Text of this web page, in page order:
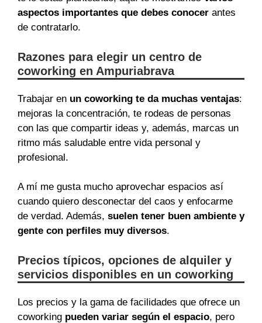
aspectos importantes que debes conocer antes
de contratarlo.
Razones para elegir un centro de
coworking en Ampuriabrava
Trabajar en un coworking te da muchas ventajas:
mejoras la concentración, te rodeas de personas
con las que compartir ideas y, además, marcas un
ritmo más saludable entre vida personal y
profesional.
A mí me gusta mucho aprovechar espacios así
cuando quiero desconectar del caos y enfocarme
de verdad. Además, suelen tener buen ambiente y
gente con perfiles muy diversos.
Precios típicos, opciones de alquiler y
servicios disponibles en un coworking
Los precios y la gama de facilidades que ofrece un
coworking pueden variar según el espacio, pero